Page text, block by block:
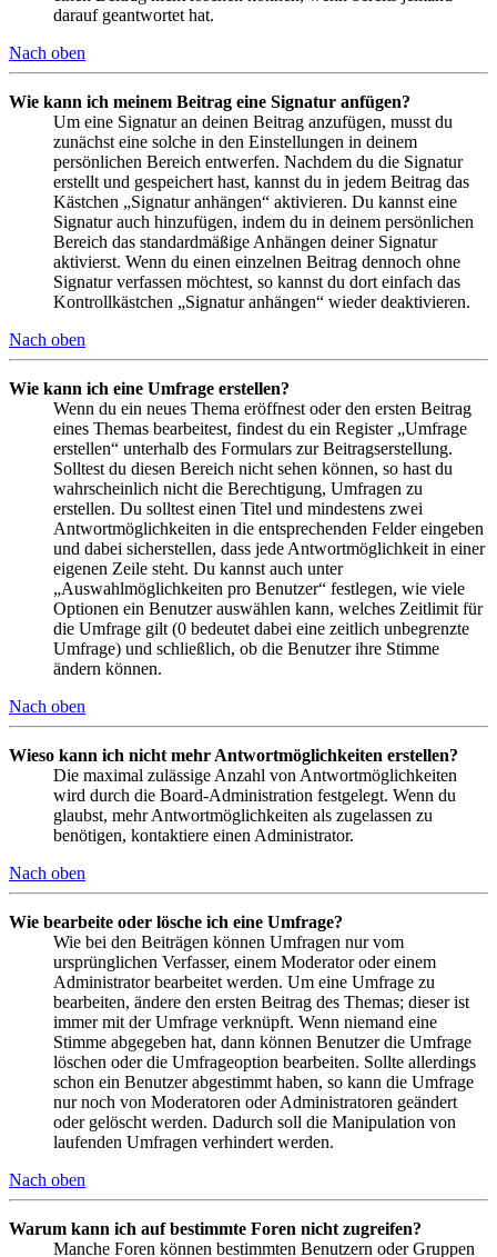
darauf geantwortet hat.
Nach oben
Wie kann ich meinem Beitrag eine Signatur anfügen?
Um eine Signatur an deinen Beitrag anzufügen, musst du
zunächst eine solche in den Einstellungen in deinem
persönlichen Bereich entwerfen. Nachdem du die Signatur
erstellt und gespeichert hast, kannst du in jedem Beitrag das
Kästchen „Signatur anhängen“ aktivieren. Du kannst eine
Signatur auch hinzufügen, indem du in deinem persönlichen
Bereich das standardmäßige Anhängen deiner Signatur
aktivierst. Wenn du einen einzelnen Beitrag dennoch ohne
Signatur verfassen möchtest, so kannst du dort einfach das
Kontrollkästchen „Signatur anhängen“ wieder deaktivieren.
Nach oben
Wie kann ich eine Umfrage erstellen?
Wenn du ein neues Thema eröffnest oder den ersten Beitrag
eines Themas bearbeitest, findest du ein Register „Umfrage
erstellen“ unterhalb des Formulars zur Beitragserstellung.
Solltest du diesen Bereich nicht sehen können, so hast du
wahrscheinlich nicht die Berechtigung, Umfragen zu
erstellen. Du solltest einen Titel und mindestens zwei
Antwortmöglichkeiten in die entsprechenden Felder eingeben
und dabei sicherstellen, dass jede Antwortmöglichkeit in einer
eigenen Zeile steht. Du kannst auch unter
„Auswahlmöglichkeiten pro Benutzer“ festlegen, wie viele
Optionen ein Benutzer auswählen kann, welches Zeitlimit für
die Umfrage gilt (0 bedeutet dabei eine zeitlich unbegrenzte
Umfrage) und schließlich, ob die Benutzer ihre Stimme
ändern können.
Nach oben
Wieso kann ich nicht mehr Antwortmöglichkeiten erstellen?
Die maximal zulässige Anzahl von Antwortmöglichkeiten
wird durch die Board-Administration festgelegt. Wenn du
glaubst, mehr Antwortmöglichkeiten als zugelassen zu
benötigen, kontaktiere einen Administrator.
Nach oben
Wie bearbeite oder lösche ich eine Umfrage?
Wie bei den Beiträgen können Umfragen nur vom
ursprünglichen Verfasser, einem Moderator oder einem
Administrator bearbeitet werden. Um eine Umfrage zu
bearbeiten, ändere den ersten Beitrag des Themas; dieser ist
immer mit der Umfrage verknüpft. Wenn niemand eine
Stimme abgegeben hat, dann können Benutzer die Umfrage
löschen oder die Umfrageoption bearbeiten. Sollte allerdings
schon ein Benutzer abgestimmt haben, so kann die Umfrage
nur noch von Moderatoren oder Administratoren geändert
oder gelöscht werden. Dadurch soll die Manipulation von
laufenden Umfragen verhindert werden.
Nach oben
Warum kann ich auf bestimmte Foren nicht zugreifen?
Manche Foren können bestimmten Benutzern oder Gruppen